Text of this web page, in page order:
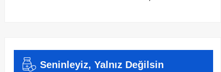
Seninleyiz, Yalnız Değilsin